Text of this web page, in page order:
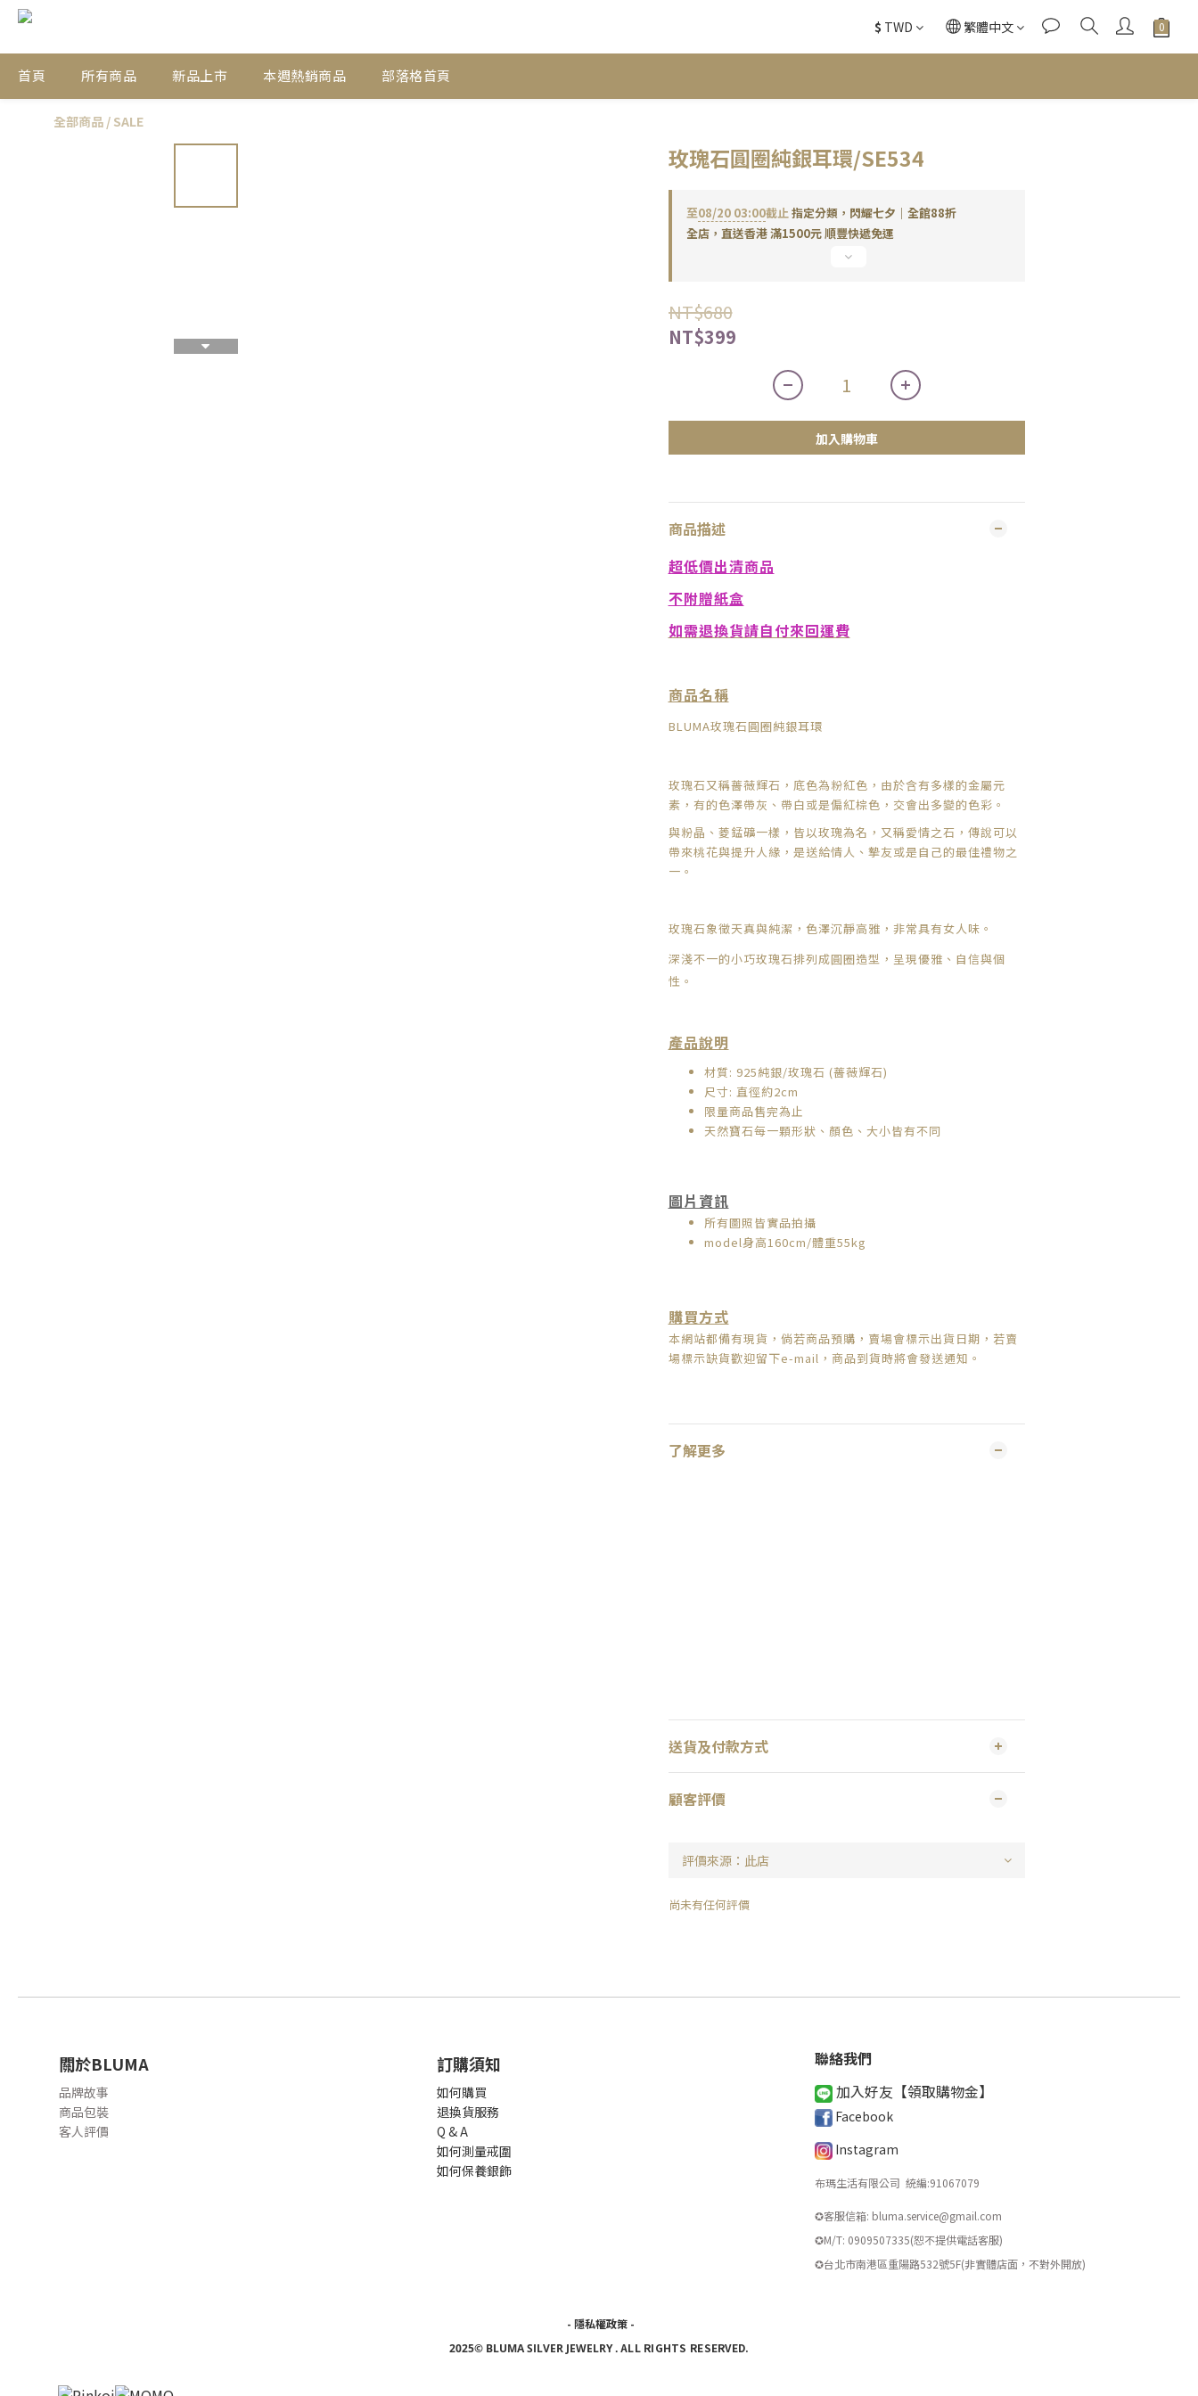
$ TWD 繁體中文
首頁 所有商品 新品上市 本週熱銷商品 部落格首頁
全部商品 / SALE
玫瑰石圓圈純銀耳環/SE534
至08/20 03:00截止指定分類，閃耀七夕｜全館88折
全店，直送香港 滿1500元 順豐快遞免運
NT$680
NT$399
加入購物車
商品描述
超低價出清商品
不附贈紙盒
如需退換貨請自付來回運費
商品名稱
BLUMA玫瑰石圓圈純銀耳環
玫瑰石又稱薔薇輝石，底色為粉紅色，由於含有多樣的金屬元
素，有的色澤帶灰、帶白或是偏紅棕色，交會出多變的色彩。
與粉晶、菱錳礦一樣，皆以玫瑰為名，又稱愛情之石，傳說可以
帶來桃花與提升人緣，是送給情人、摯友或是自己的最佳禮物之
一。
玫瑰石象徵天真與純潔，色澤沉靜高雅，非常具有女人味。
深淺不一的小巧玫瑰石排列成圓圈造型，呈現優雅、自信與個
性。
產品說明
材質: 925純銀/玫瑰石 (薔薇輝石)
尺寸: 直徑約2cm
限量商品售完為止
天然寶石每一顆形狀、顏色、大小皆有不同
圖片資訊
所有圖照皆實品拍攝
model身高160cm/體重55kg
購買方式
本網站都備有現貨，倘若商品預購，賣場會標示出貨日期， 若賣
場標示缺貨歡迎留下e-mail，商品到貨時將會發送通知。
了解更多
送貨及付款方式
顧客評價
尚未有任何評價
關於BLUMA
品牌故事
商品包裝
客人評價
訂購須知
如何購買
退換貨服務
Q & A
如何測量戒圍
如何保養銀飾
聯絡我們
加入好友【領取購物金】
Facebook
Instagram
布瑪生活有限公司 統編:91067079
✪客服信箱: bluma.service@gmail.com
✪M/T: 0909507335(恕不提供電話客服)
​✪台北市南港區重陽路532號5F(非實體店面，不對外開放)
- 隱私權政策-
2025© BLUMA SILVER JEWELRY.ALL RIGHTS RESERVED.